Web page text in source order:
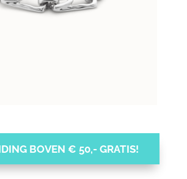
BOVEN € 50,- GRATIS!